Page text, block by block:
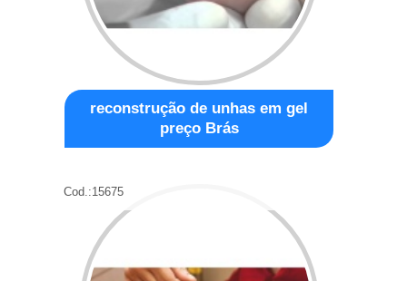
reconstrução de unhas em gel
preço Brás
Cod.:15675